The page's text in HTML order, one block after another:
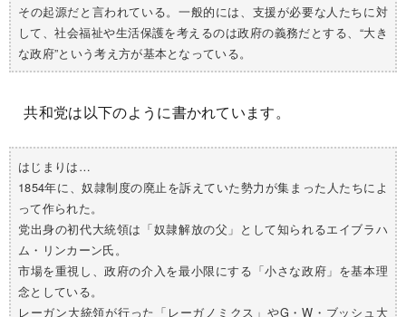
その起源だと言われている。一般的には、支援が必要な人たちに対
して、社会福祉や生活保護を考えるのは政府の義務だとする、“大き
な政府”という考え方が基本となっている。
共和党は以下のように書かれています。
はじまりは…
1854年に、奴隷制度の廃止を訴えていた勢力が集まった人たちによ
って作られた。
党出身の初代大統領は「奴隷解放の父」として知られるエイブラハ
ム・リンカーン氏。
市場を重視し、政府の介入を最小限にする「小さな政府」を基本理
念としている。
レーガン大統領が行った「レーガノミクス」やG・W・ブッシュ大